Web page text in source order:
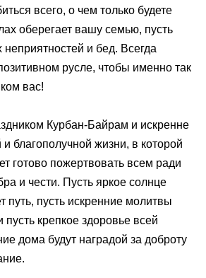
всего, о чем только будете
оберегает вашу семью, пусть
неприятностей и бед. Всегда
русле, чтобы именно так
вас!
Курбан-Байрам и искренне
благополучной жизни, в которой
готово пожертвовать всем ради
и чести. Пусть яркое солнце
пусть искренние молитвы
крепкое здоровье всей
дома будут наградой за доброту